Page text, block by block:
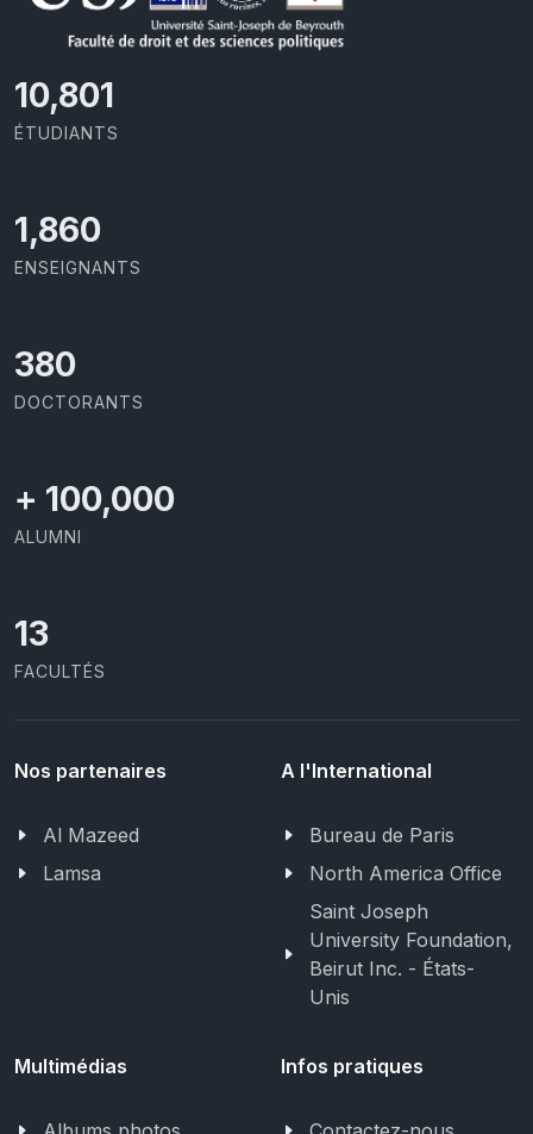
11,418
ÉTUDIANTS
1,973
ENSEIGNANTS
403
DOCTORANTS
+ 100,000
ALUMNI
13
FACULTÉS
Nos partenaires
Al Mazeed
Lamsa
A l'International
Bureau de Paris
North America Office
Saint Joseph
University Foundation,
Beirut Inc. - États-
Unis
Multimédias Infos pratiques